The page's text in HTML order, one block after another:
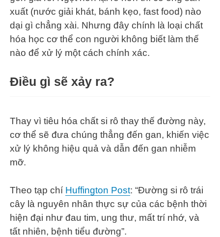
xuất (nước giải khát, bánh kẹo, fast food) nào
dại gì chẳng xài. Nhưng đây chính là loại chất
hóa học cơ thể con người không biết làm thế
nào để xử lý một cách chính xác.
Điều gì sẽ xảy ra?
Thay vì tiêu hóa chất si rô thay thế đường này,
cơ thể sẽ đưa chúng thẳng đến gan, khiến việc
xử lý không hiệu quả và dẫn đến gan nhiễm
mỡ.
Theo tạp chí Huffington Post: “Đường si rô trái
cây là nguyên nhân thực sự của các bệnh thời
hiện đại như đau tim, ung thư, mất trí nhớ, và
tất nhiên, bệnh tiểu đường”.